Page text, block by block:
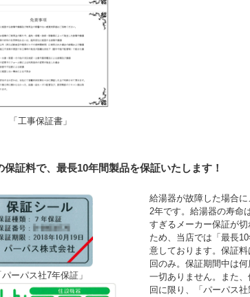
「工事保証書」
保証料で、最長10年間製品を保証いたします！
パーパス社7年保証」
給湯器が故障した場合
2年です。給湯器の寿命
すぎるメーカー保証が
ため、当店では「最長
意しております。保証
回のみ。保証期間中は
一切ありません。また
回に限り、「パーパス